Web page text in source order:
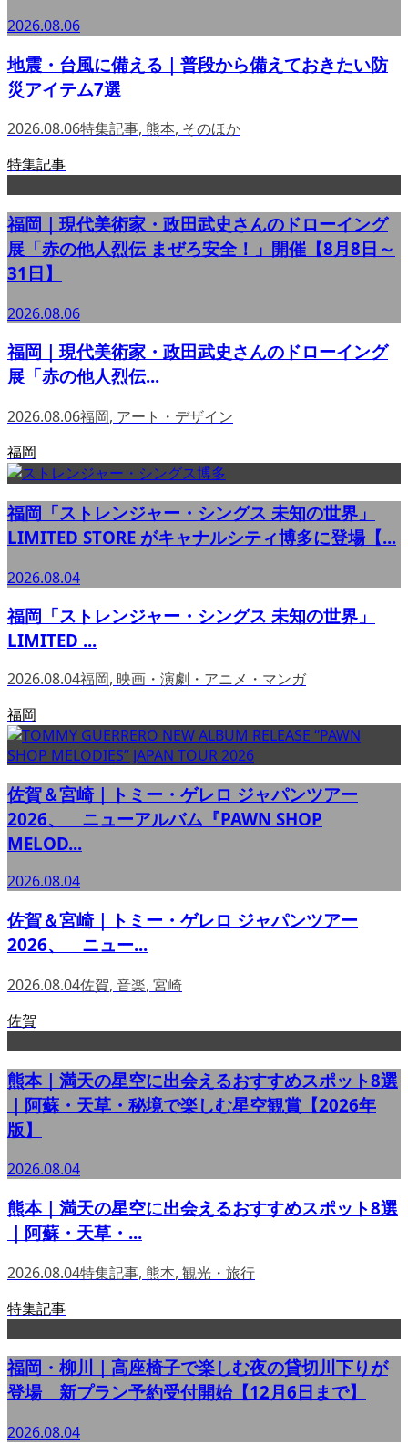
2026.08.06
地震・台風に備える｜普段から備えておきたい防
災アイテム7選
2026.08.06特集記事, 熊本, そのほか
特集記事
福岡｜現代美術家・政田武史さんのドローイング
展「赤の他人烈伝 まぜろ安全！」開催【8月8日～
31日】
2026.08.06
福岡｜現代美術家・政田武史さんのドローイング
展「赤の他人烈伝...
2026.08.06福岡, アート・デザイン
福岡
福岡「ストレンジャー・シングス 未知の世界」
LIMITED STORE がキャナルシティ博多に登場【...
2026.08.04
福岡「ストレンジャー・シングス 未知の世界」
LIMITED ...
2026.08.04福岡, 映画・演劇・アニメ・マンガ
福岡
佐賀＆宮崎｜トミー・ゲレロ ジャパンツアー
2026、 ニューアルバム『PAWN SHOP
MELOD...
2026.08.04
佐賀＆宮崎｜トミー・ゲレロ ジャパンツアー
2026、 ニュー...
2026.08.04佐賀, 音楽, 宮崎
佐賀
熊本｜満天の星空に出会えるおすすめスポット8選
｜阿蘇・天草・秘境で楽しむ星空観賞【2026年
版】
2026.08.04
熊本｜満天の星空に出会えるおすすめスポット8選
｜阿蘇・天草・...
2026.08.04特集記事, 熊本, 観光・旅行
特集記事
福岡・柳川｜高座椅子で楽しむ夜の貸切川下りが
登場 新プラン予約受付開始【12月6日まで】
2026.08.04